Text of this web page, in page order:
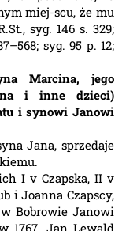
miej-scu, że mu
syg. 146 s. 329;
syg. 95 p. 12;
Marcina, jego
i inne dzieci)
i synowi Janowi
Jana, sprzedaje
I v Czapska, II v
i Joanna Czapscy,
Bobrowie Janowi
1767. Jan Lewald